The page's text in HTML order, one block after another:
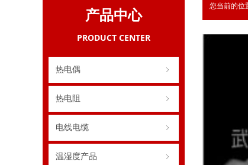
产品中心
PRODUCT CENTER
ꁇ
热电偶
ꁇ
热电阻
ꁇ
电线电缆
ꁇ
温湿度产品
您当前的位